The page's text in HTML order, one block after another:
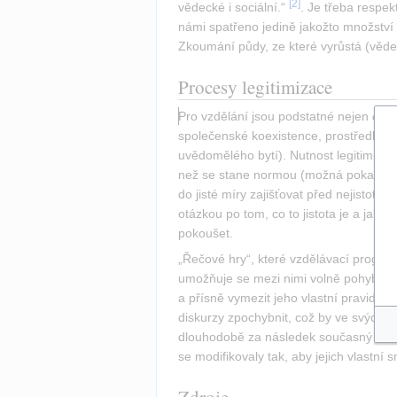
vědecké i sociální.“ [2]
. Je třeba
námi spatřeno jedině jakožto
Zkoumání půdy, ze které vyrůstá
Procesy legitimizace
Pro vzdělání jsou podstatné nejen
společenské koexistence, prostředky
uvědomělého bytí). Nutnost
než se stane normou (možná
do jisté míry zajišťovat před
otázkou po tom, co to jistota je a jak
pokoušet.
„Řečové hry“, které vzdělávací
umožňuje se mezi nimi volně
a přísně vymezit jeho vlastní pravidla.
diskurzy zpochybnit, což by ve svých
dlouhodobě za následek současný
se modifikovaly tak, aby jejich vlastní